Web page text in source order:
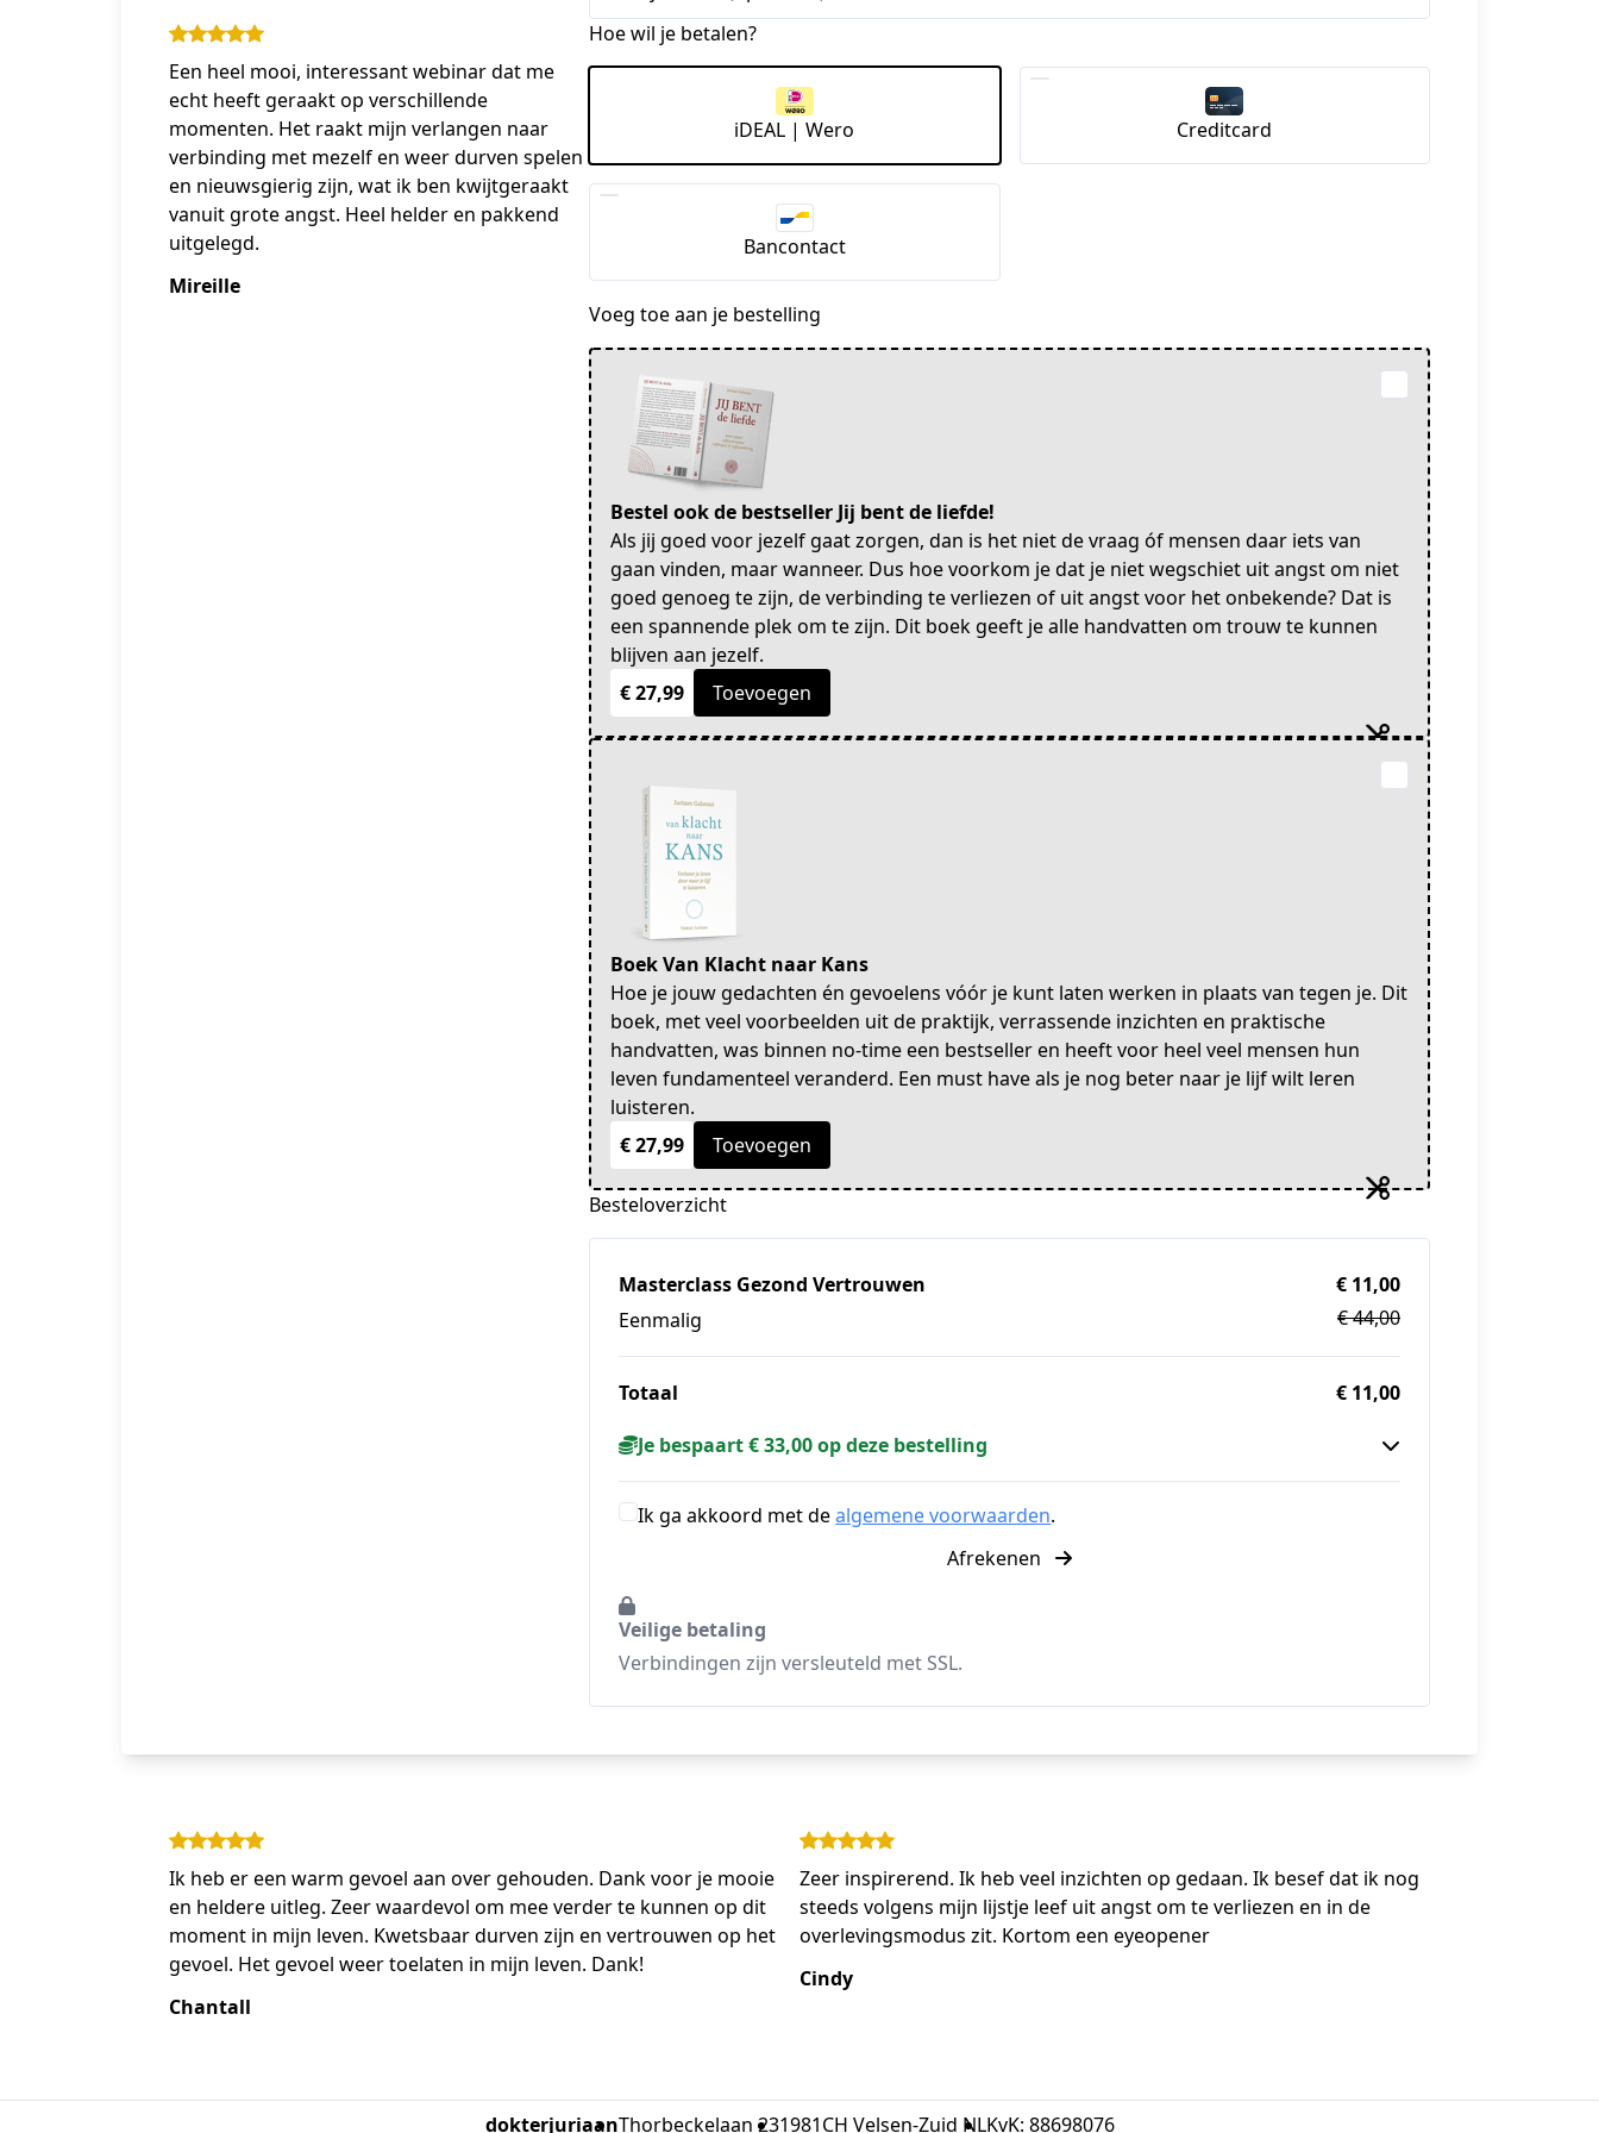
Een heel mooi, interessant webinar dat me
echt heeft geraakt op verschillende
momenten. Het raakt mijn verlangen naar
verbinding met mezelf en weer durven spelen
en nieuwsgierig zijn, wat ik ben kwijtgeraakt
vanuit grote angst. Heel helder en pakkend
uitgelegd.
Mireille
Hoe wil je betalen?
iDEAL | Wero Creditcard
Bancontact
Voeg toe aan je bestelling
Bestel ook de bestseller Jij bent de liefde!
Als jij goed voor jezelf gaat zorgen, dan is het niet de vraag óf mensen daar iets van
gaan vinden, maar wanneer. Dus hoe voorkom je dat je niet wegschiet uit angst om niet
goed genoeg te zijn, de verbinding te verliezen of uit angst voor het onbekende? Dat is
een spannende plek om te zijn. Dit boek geeft je alle handvatten om trouw te kunnen
blijven aan jezelf.
€ 27,99
Toevoegen
Boek Van Klacht naar Kans
Hoe je jouw gedachten én gevoelens vóór je kunt laten werken in plaats van tegen je. Dit
boek, met veel voorbeelden uit de praktijk, verrassende inzichten en praktische
handvatten, was binnen no-time een bestseller en heeft voor heel veel mensen hun
leven fundamenteel veranderd. Een must have als je nog beter naar je lijf wilt leren
luisteren.
€ 27,99
Toevoegen
Besteloverzicht
Masterclass Gezond Vertrouwen
Eenmalig
€ 11,00
€ 44,00
Totaal
€ 11,00
Je bespaart € 33,00 op deze bestelling
Ik ga akkoord met dealgemene voorwaarden.
Afrekenen
Veilige betaling
Verbindingen zijn versleuteld met SSL.
Ik heb er een warm gevoel aan over gehouden. Dank voor je mooie
en heldere uitleg. Zeer waardevol om mee verder te kunnen op dit
moment in mijn leven. Kwetsbaar durven zijn en vertrouwen op het
gevoel. Het gevoel weer toelaten in mijn leven. Dank!
Chantall
Zeer inspirerend. Ik heb veel inzichten op gedaan. Ik besef dat ik nog
steeds volgens mijn lijstje leef uit angst om te verliezen en in de
overlevingsmodus zit. Kortom een eyeopener
Cindy
dokterjuriaanThorbeckelaan 231981CH Velsen-Zuid NLKvK: 88698076